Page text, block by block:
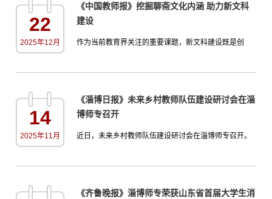
以时间为经、地点为纬，采用“动画+实景+解读”形式，
系统梳理蒲松龄的一生轨迹。从蒲松龄的出生故事到南
22
2025年12月
《中国教师报》挖掘聊斋文化内涵 助力新文科
建设
作为当前教育界关注的重要课题，新文科建设既是创
中华优秀传统文化蕴含的内涵能够为新文科建设提供有
技术引领四个方面对新文科建设具有重要参考价值，对
坚定文化自信大有裨益。本文将以聊斋文化为例对此进
14
2025年11月
《淄博日报》未来乡村教师队伍建设研讨会在淄
博师专召开
近日，未来乡村教师队伍建设研讨会在淄博师专召开。
在深入探讨新时代乡村教师队伍建设面临的新任务，积
村教育振兴是乡村振兴的重要基石，教师是推动乡村教
《齐鲁晚报》淄博师专荣获山东省首届大学生消